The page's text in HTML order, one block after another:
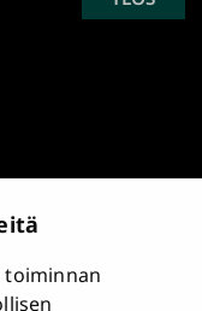
toiminnan
TO